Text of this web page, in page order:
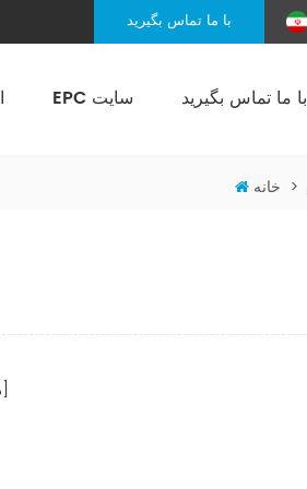
با ما تماس بگیرید
EPC سایت با ما تماس بگیرید
خانه >
صفحات]